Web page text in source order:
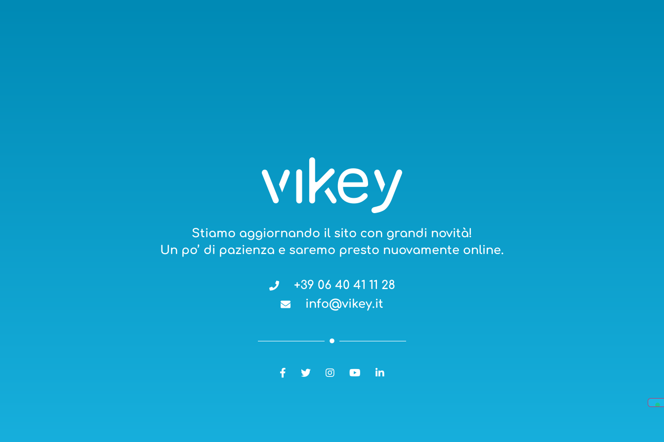
Stiamo aggiornando il sito con grandi novità!
Un po’ di pazienza e saremo presto nuovamente online.
+39 06 40 41 11 28
info@vikey.it